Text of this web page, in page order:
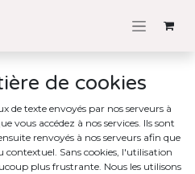
de cookies
de texte envoyés par nos serveurs à
vous accédez à nos services. Ils sont
renvoyés à nos serveurs afin que
Sans cookies, l'utilisation
plus frustrante. Nous les utilisons